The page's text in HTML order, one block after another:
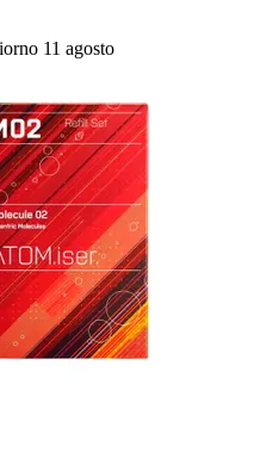
11 agosto